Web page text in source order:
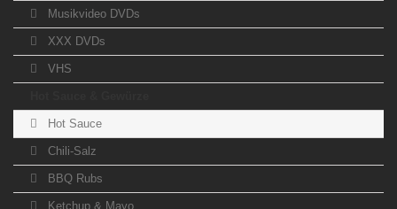
Musikvideo DVDs
XXX DVDs
VHS
Hot Sauce
Chili-Salz
BBQ Rubs
Ketchup & Mayo